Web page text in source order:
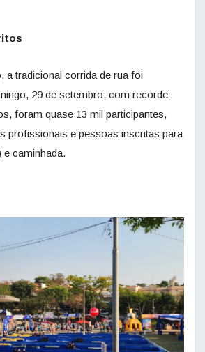
a tradicional corrida de rua foi
29 de setembro, com recorde
foram quase 13 mil participantes,
profissionais e pessoas inscritas para
e caminhada.